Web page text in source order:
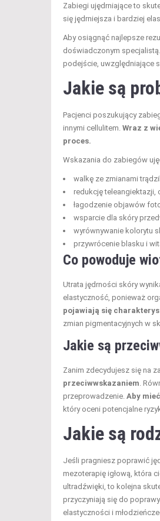
Zabiegi ujędrniające to
się jędrniejsza i bardziej
Aby osiągnąć najlepsze
doświadczonym
podejście, uwzględniające
Jakie są
Pacjenci poszukujący
innymi cellulitem. Wraz z
proces.
Wskazania do zabiegów
walkę ze zmianami
redukcję teleangiektazji,
łagodzenie objawów
wsparcie dla skóry
wyrównywanie kolorytu
przywrócenie blasku i
Co powoduje
Utrata jędrności skóry
elastyczność, ponieważ
pojawiają się
zmian pigmentacyjnych w
Jakie są
Zanim zdecydujesz się na
przeciwwskazaniem .
przeprowadzenie. Aby
który oceni potencjalne
Jakie są
Jeśli pragniesz poprawić
mezoterapię igłową, która
ultradźwięki, to kolejna
przyczyniają się do
elastyczności i